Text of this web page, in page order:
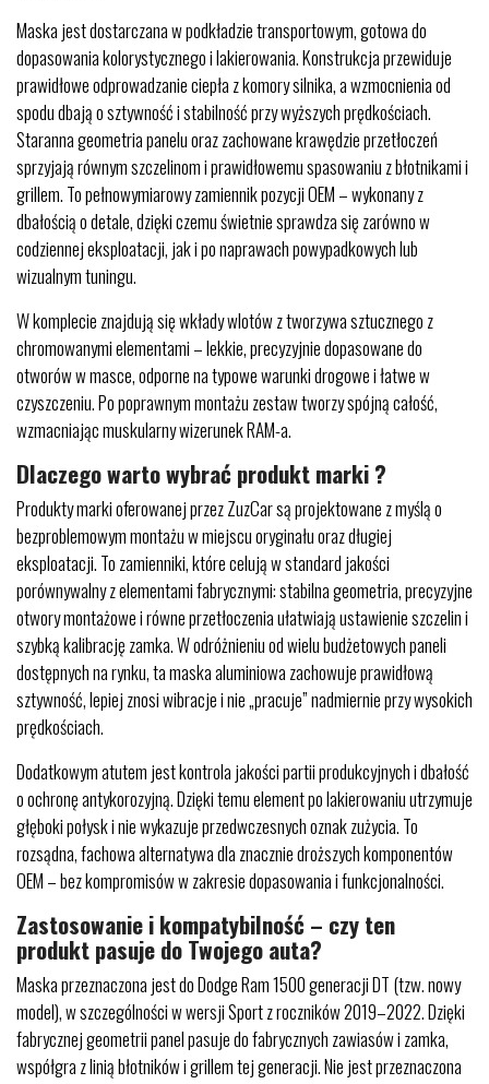
Maska jest dostarczana w podkładzie transportowym, gotowa do
dopasowania kolorystycznego i lakierowania. Konstrukcja przewiduje
prawidłowe odprowadzanie ciepła z komory silnika, a wzmocnienia od
spodu dbają o sztywność i stabilność przy wyższych prędkościach.
Staranna geometria panelu oraz zachowane krawędzie przetłoczeń
sprzyjają równym szczelinom i prawidłowemu spasowaniu z błotnikami i
grillem. To pełnowymiarowy zamiennik pozycji OEM – wykonany z
dbałością o detale, dzięki czemu świetnie sprawdza się zarówno w
codziennej eksploatacji, jak i po naprawach powypadkowych lub
wizualnym tuningu.
W komplecie znajdują się wkłady wlotów z tworzywa sztucznego z
chromowanymi elementami – lekkie, precyzyjnie dopasowane do
otworów w masce, odporne na typowe warunki drogowe i łatwe w
czyszczeniu. Po poprawnym montażu zestaw tworzy spójną całość,
wzmacniając muskularny wizerunek RAM-a.
Dlaczego warto wybrać produkt marki ?
Produkty marki oferowanej przez ZuzCar są projektowane z myślą o
bezproblemowym montażu w miejscu oryginału oraz długiej
eksploatacji. To zamienniki, które celują w standard jakości
porównywalny z elementami fabrycznymi: stabilna geometria, precyzyjne
otwory montażowe i równe przetłoczenia ułatwiają ustawienie szczelin i
szybką kalibrację zamka. W odróżnieniu od wielu budżetowych paneli
dostępnych na rynku, ta maska aluminiowa zachowuje prawidłową
sztywność, lepiej znosi wibracje i nie „pracuje” nadmiernie przy wysokich
prędkościach.
Dodatkowym atutem jest kontrola jakości partii produkcyjnych i dbałość
o ochronę antykorozyjną. Dzięki temu element po lakierowaniu utrzymuje
głęboki połysk i nie wykazuje przedwczesnych oznak zużycia. To
rozsądna, fachowa alternatywa dla znacznie droższych komponentów
OEM – bez kompromisów w zakresie dopasowania i funkcjonalności.
Zastosowanie i kompatybilność – czy ten
produkt pasuje do Twojego auta?
Maska przeznaczona jest do Dodge Ram 1500 generacji DT (tzw. nowy
model), w szczególności w wersji Sport z roczników 2019–2022. Dzięki
fabrycznej geometrii panel pasuje do fabrycznych zawiasów i zamka,
współgra z linią błotników i grillem tej generacji. Nie jest przeznaczona